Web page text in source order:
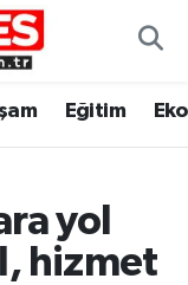
Eğitim
yol
hizmet